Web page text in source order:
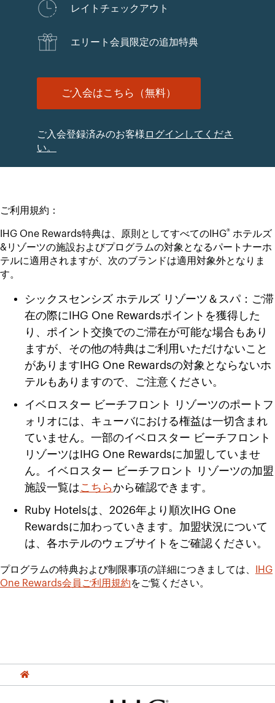
レイトチェックアウト
エリート会員限定の追加特典
ご入会はこちら（無料）
ご入会登録済みのお客様 ログインしてくださ
い。
ご利用規約：
IHG One Rewards特典は、原則としてすべてのIHG® ホテルズ
&リゾーツの施設およびプログラムの対象となるパートナーホ
テルに適用されますが、次のブランドは適用対象外となりま
す。
シックスセンシズ ホテルズ リゾーツ＆スパ：ご滞
在の際にIHG One Rewardsポイントを獲得した
り、ポイント交換でのご滞在が可能な場合もあり
ますが、その他の特典はご利用いただけないこと
がありますIHG One Rewardsの対象とならないホ
テルもありますので、ご注意ください。
イベロスター ビーチフロント リゾーツのポートフ
ォリオには、キューバにおける権益は一切含まれ
ていません。一部のイベロスター ビーチフロント
リゾーツはIHG One Rewardsに加盟していませ
ん。イベロスター ビーチフロント リゾーツの加盟
施設一覧はこちらから確認できます。
Ruby Hotelsは、2026年より順次IHG One
Rewardsに加わっていきます。加盟状況について
は、各ホテルのウェブサイトをご確認ください。
プログラムの特典および制限事項の詳細につきましては、
IHG
One Rewards会員 ご利用規約をご覧ください。